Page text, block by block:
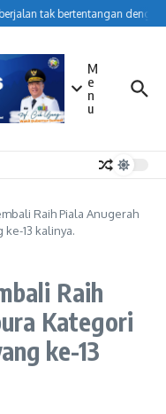
tak bertentangan dengan
M
e
n
u
Raih Piala Anugerah
13 kalinya.
Raih
Kategori
ke-13